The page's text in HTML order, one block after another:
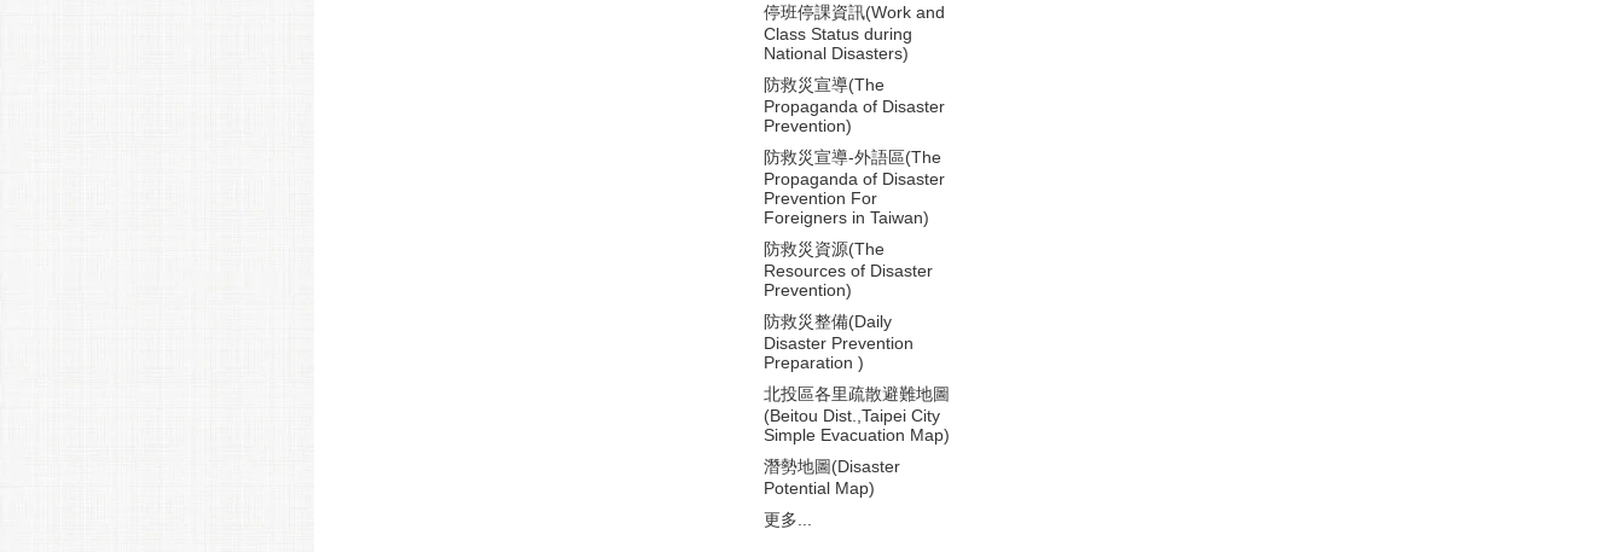
停班停課資訊(Work and
Class Status during
National Disasters)
防救災宣導(The
Propaganda of Disaster
Prevention)
防救災宣導-外語區(The
Propaganda of Disaster
Prevention For
Foreigners in Taiwan)
防救災資源(The
Resources of Disaster
Prevention)
防救災整備(Daily
Disaster Prevention
Preparation )
北投區各里疏散避難地圖
(Beitou Dist.,Taipei City
Simple Evacuation Map)
潛勢地圖(Disaster
Potential Map)
更多...